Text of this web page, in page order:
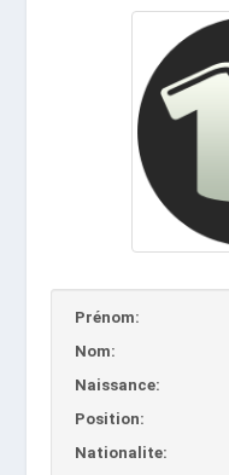
Prénom:
Nom:
Naissance:
Position:
Nationalite: